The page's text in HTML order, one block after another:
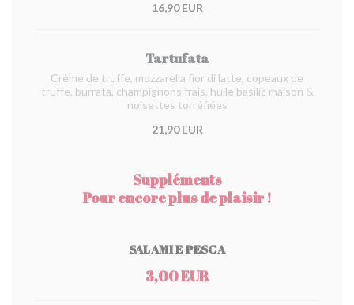
16,90 EUR
Tartufata
Crème de truffe, mozzarella fior di latte, copeaux de
truffe, burrata, champignons frais, huile basilic maison &
noisettes torréfiées
21,90 EUR
Suppléments
Pour encore plus de plaisir !
SALAMI E PESCA
3,00 EUR